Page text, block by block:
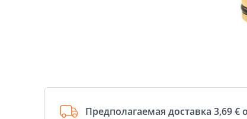
Предполагаемая доставка 3,69 €